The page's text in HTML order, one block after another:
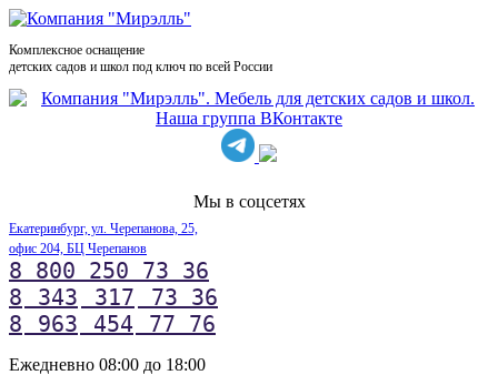
Комплексное оснащение
детских садов и школ под ключ по всей России
Мы в соцсетях
Екатеринбург, ул. Черепанова, 25,
офис 204, БЦ Черепанов
8 800 250 73 36
8
343 317
73 36
8
963 454 77 76
Ежедневно 08:00 до 18:00